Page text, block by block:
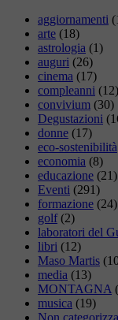
aggiornamenti
arte (18)
astrologia (1)
auguri (26)
cinema (17)
compleanni (12)
convivium (30)
Degustazioni
donne (17)
eco-sostenibilità
economia (8)
educazione (21)
Eventi (291)
formazione (24)
golf(2)
laboratori del
libri (12)
Maso Martis
media (13)
MONTAGNA
musica (19)